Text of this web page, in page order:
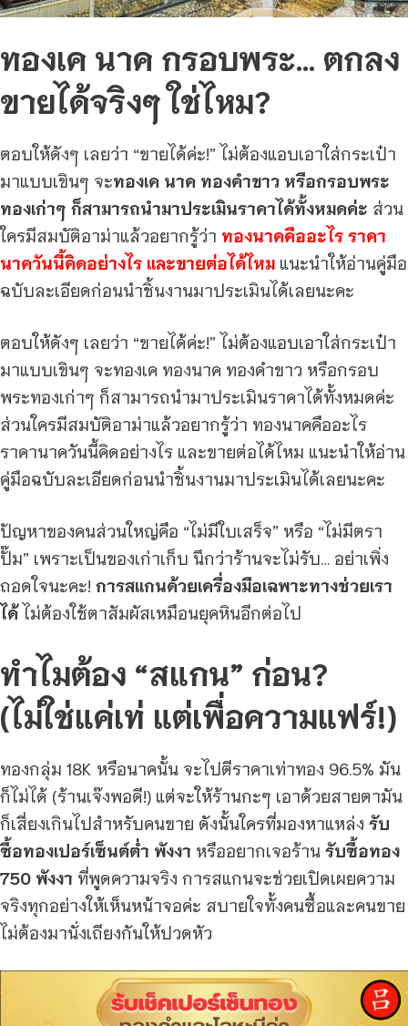
ทองเค นาค กรอบพระ… ตกลง
ขายได้จริงๆ ใช่ไหม?
ตอบให้ดังๆ เลยว่า “ขายได้ค่ะ!” ไม่ต้องแอบเอาใส่กระเป๋า
มาแบบเขินๆ จะทองเค นาค ทองคำขาว หรือกรอบพระ
ทองเก่าๆ ก็สามารถนำมาประเมินราคาได้ทั้งหมดค่ะ ส่วน
ใครมีสมบัติอาม่าแล้วอยากรู้ว่า ทองนาคคืออะไร ราคา
นาควันนี้คิดอย่างไร และขายต่อได้ไหม แนะนำให้อ่านคู่มือ
ฉบับละเอียดก่อนนำชิ้นงานมาประเมินได้เลยนะคะ
ตอบให้ดังๆ เลยว่า “ขายได้ค่ะ!” ไม่ต้องแอบเอาใส่กระเป๋า
มาแบบเขินๆ จะทองเค ทองนาค ทองคำขาว หรือกรอบ
พระทองเก่าๆ ก็สามารถนำมาประเมินราคาได้ทั้งหมดค่ะ
ส่วนใครมีสมบัติอาม่าแล้วอยากรู้ว่า ทองนาคคืออะไร
ราคานาควันนี้คิดอย่างไร และขายต่อได้ไหม แนะนำให้อ่าน
คู่มือฉบับละเอียดก่อนนำชิ้นงานมาประเมินได้เลยนะคะ
ปัญหาของคนส่วนใหญ่คือ “ไม่มีใบเสร็จ” หรือ “ไม่มีตรา
ปั๊ม” เพราะเป็นของเก่าเก็บ นึกว่าร้านจะไม่รับ… อย่าเพิ่ง
ถอดใจนะคะ! การสแกนด้วยเครื่องมือเฉพาะทางช่วยเรา
ได้ไม่ต้องใช้ตาสัมผัสเหมือนยุคหินอีกต่อไป
ทำไมต้อง “สแกน” ก่อน?
(ไม่ใช่แค่เท่ แต่เพื่อความแฟร์!)
ทองกลุ่ม 18K หรือนาคนั้น จะไปตีราคาเท่าทอง 96.5% มัน
ก็ไม่ได้ (ร้านเจ๊งพอดี!) แต่จะให้ร้านกะๆ เอาด้วยสายตามัน
ก็เสี่ยงเกินไปสำหรับคนขาย ดังนั้นใครที่มองหาแหล่ง รับ
ซื้อทองเปอร์เซ็นต์ต่ำ พังงา หรืออยากเจอร้าน รับซื้อทอง
750 พังงา ที่พูดความจริง การสแกนจะช่วยเปิดเผยความ
จริงทุกอย่างให้เห็นหน้าจอค่ะ สบายใจทั้งคนซื้อและคนขาย
ไม่ต้องมานั่งเถียงกันให้ปวดหัว